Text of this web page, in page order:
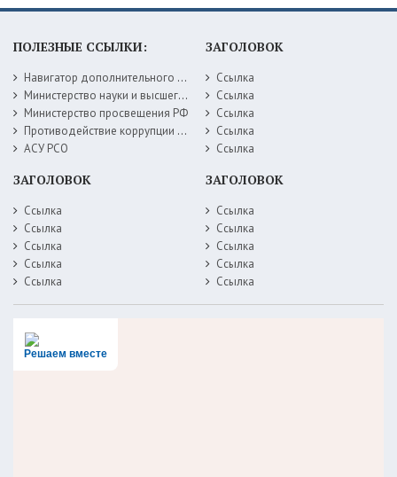
ПОЛЕЗНЫЕ ССЫЛКИ:
Навигатор дополнительного образования детей Самарской области
Министерство науки и высшего образования РФ
Министерство просвещения РФ
Противодействие коррупции Министерство образования Самарской области
АСУ РСО
ЗАГОЛОВОК
Ссылка
Ссылка
Ссылка
Ссылка
Ссылка
ЗАГОЛОВОК
Ссылка
Ссылка
Ссылка
Ссылка
Ссылка
ЗАГОЛОВОК
Ссылка
Ссылка
Ссылка
Ссылка
Ссылка
Решаем вместе